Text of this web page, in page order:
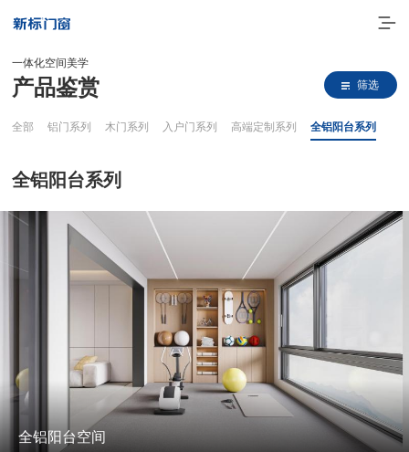
走进新标
高端门窗
门窗实力派
理想生活
新视界
一体化空间美学
产品鉴赏 筛选
全部 铝门系列 木门系列 入户门系列 高端定制系列 全铝阳台系列
全铝阳台系列
全铝阳台空间